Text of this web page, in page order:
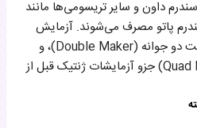
داون و سایر تریسومی‌ها مانند
پاتو مصرف می‌شوند. آزمایش
نوار میزان سرم (NT)، سرم تست دو جوانه (Double Maker)، و
تست سرم چهار جوانه (Quad Maker) جزو آزمایشات ژنتیک قبل از